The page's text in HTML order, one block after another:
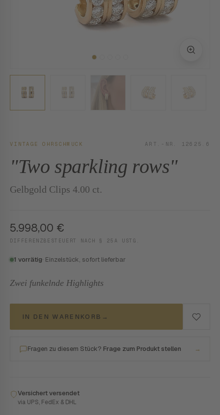
VINTAGE OHRSCHMUCK ART.-NR. 12625.6
"Two sparkling rows"
Gelbgold Clips 4.00 ct.
5.998,00 €
DIFFERENZBESTEUERT NACH § 25A USTG.
1 vorrätig· Einzelstück, sofort lieferbar
Zwei funkelnde Highlights
IN DEN WARENKORB →
Fragen zu diesem Stück? Frage zum Produkt stellen →
Versichert versendet
via UPS, FedEx & DHL